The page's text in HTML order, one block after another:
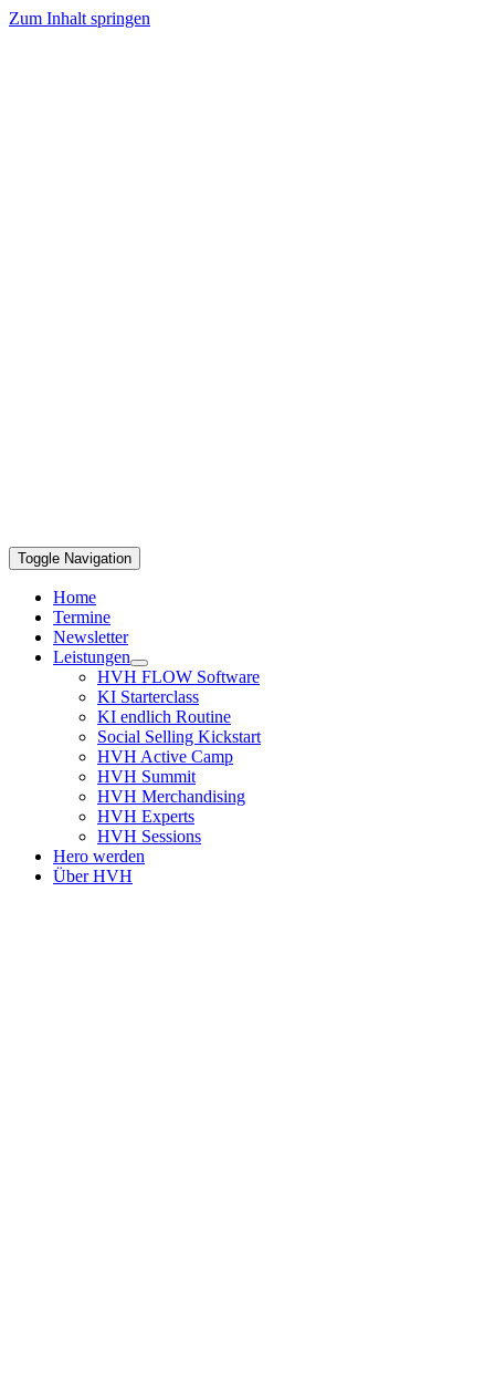
Zum Inhalt springen
Toggle Navigation
Home
Termine
Newsletter
Leistungen
HVH FLOW Software
KI Starterclass
KI endlich Routine
Social Selling Kickstart
HVH Active Camp
HVH Summit
HVH Merchandising
HVH Experts
HVH Sessions
Hero werden
Über HVH